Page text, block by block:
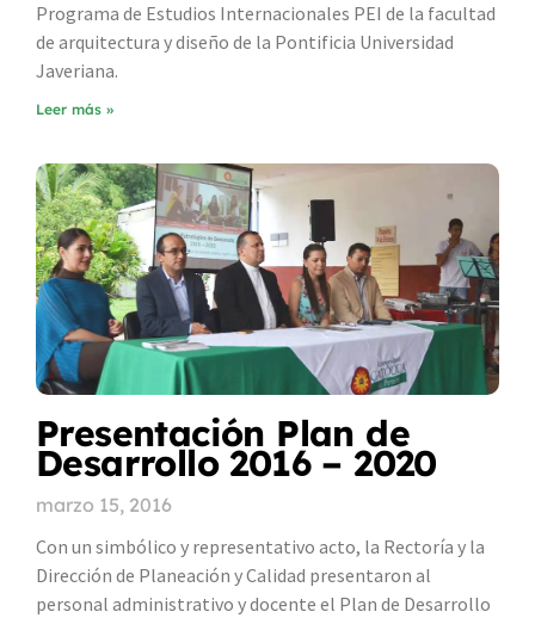
Programa de Estudios Internacionales PEI de la facultad
de arquitectura y diseño de la Pontificia Universidad
Javeriana.
Leer más »
Presentación Plan de
Desarrollo 2016 – 2020
marzo 15, 2016
Con un simbólico y representativo acto, la Rectoría y la
Dirección de Planeación y Calidad presentaron al
personal administrativo y docente el Plan de Desarrollo